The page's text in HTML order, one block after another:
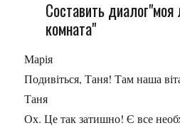
Составить
комната"
Марія
Подивіться, Таня! Там наша
Таня
Ох. Це так затишно! Є все